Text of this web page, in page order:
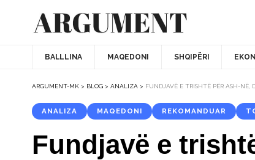
BALLLINA MAQEDONI SHQIPËRI
ARGUMENT-MK > BLOG > ANALIZA > FUNDJAVË E TRISHTË PËR ASH-NË,
ANALIZA MAQEDONI REKOMANDUAR
Fundjavë e